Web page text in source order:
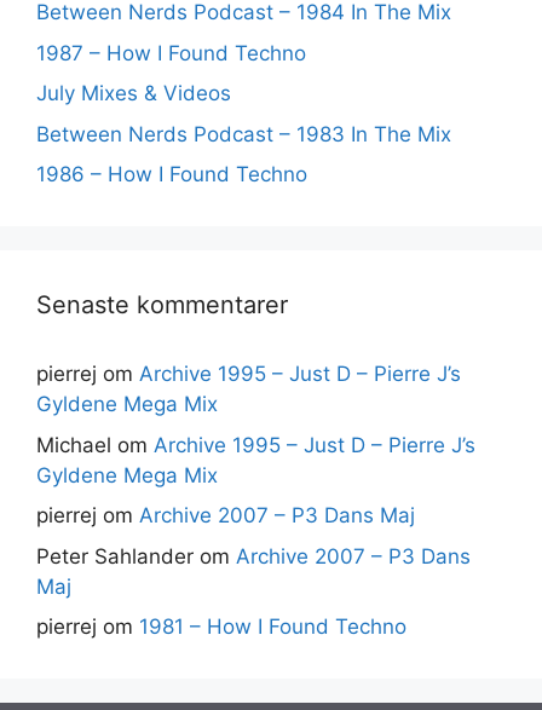
Between Nerds Podcast – 1984 In The Mix
1987 – How I Found Techno
July Mixes & Videos
Between Nerds Podcast – 1983 In The Mix
1986 – How I Found Techno
Senaste kommentarer
pierrej om Archive 1995 – Just D – Pierre J’s
Gyldene Mega Mix
Michael om Archive 1995 – Just D – Pierre J’s
Gyldene Mega Mix
pierrej om Archive 2007 – P3 Dans Maj
Peter Sahlander om Archive 2007 – P3 Dans
Maj
pierrej om 1981 – How I Found Techno